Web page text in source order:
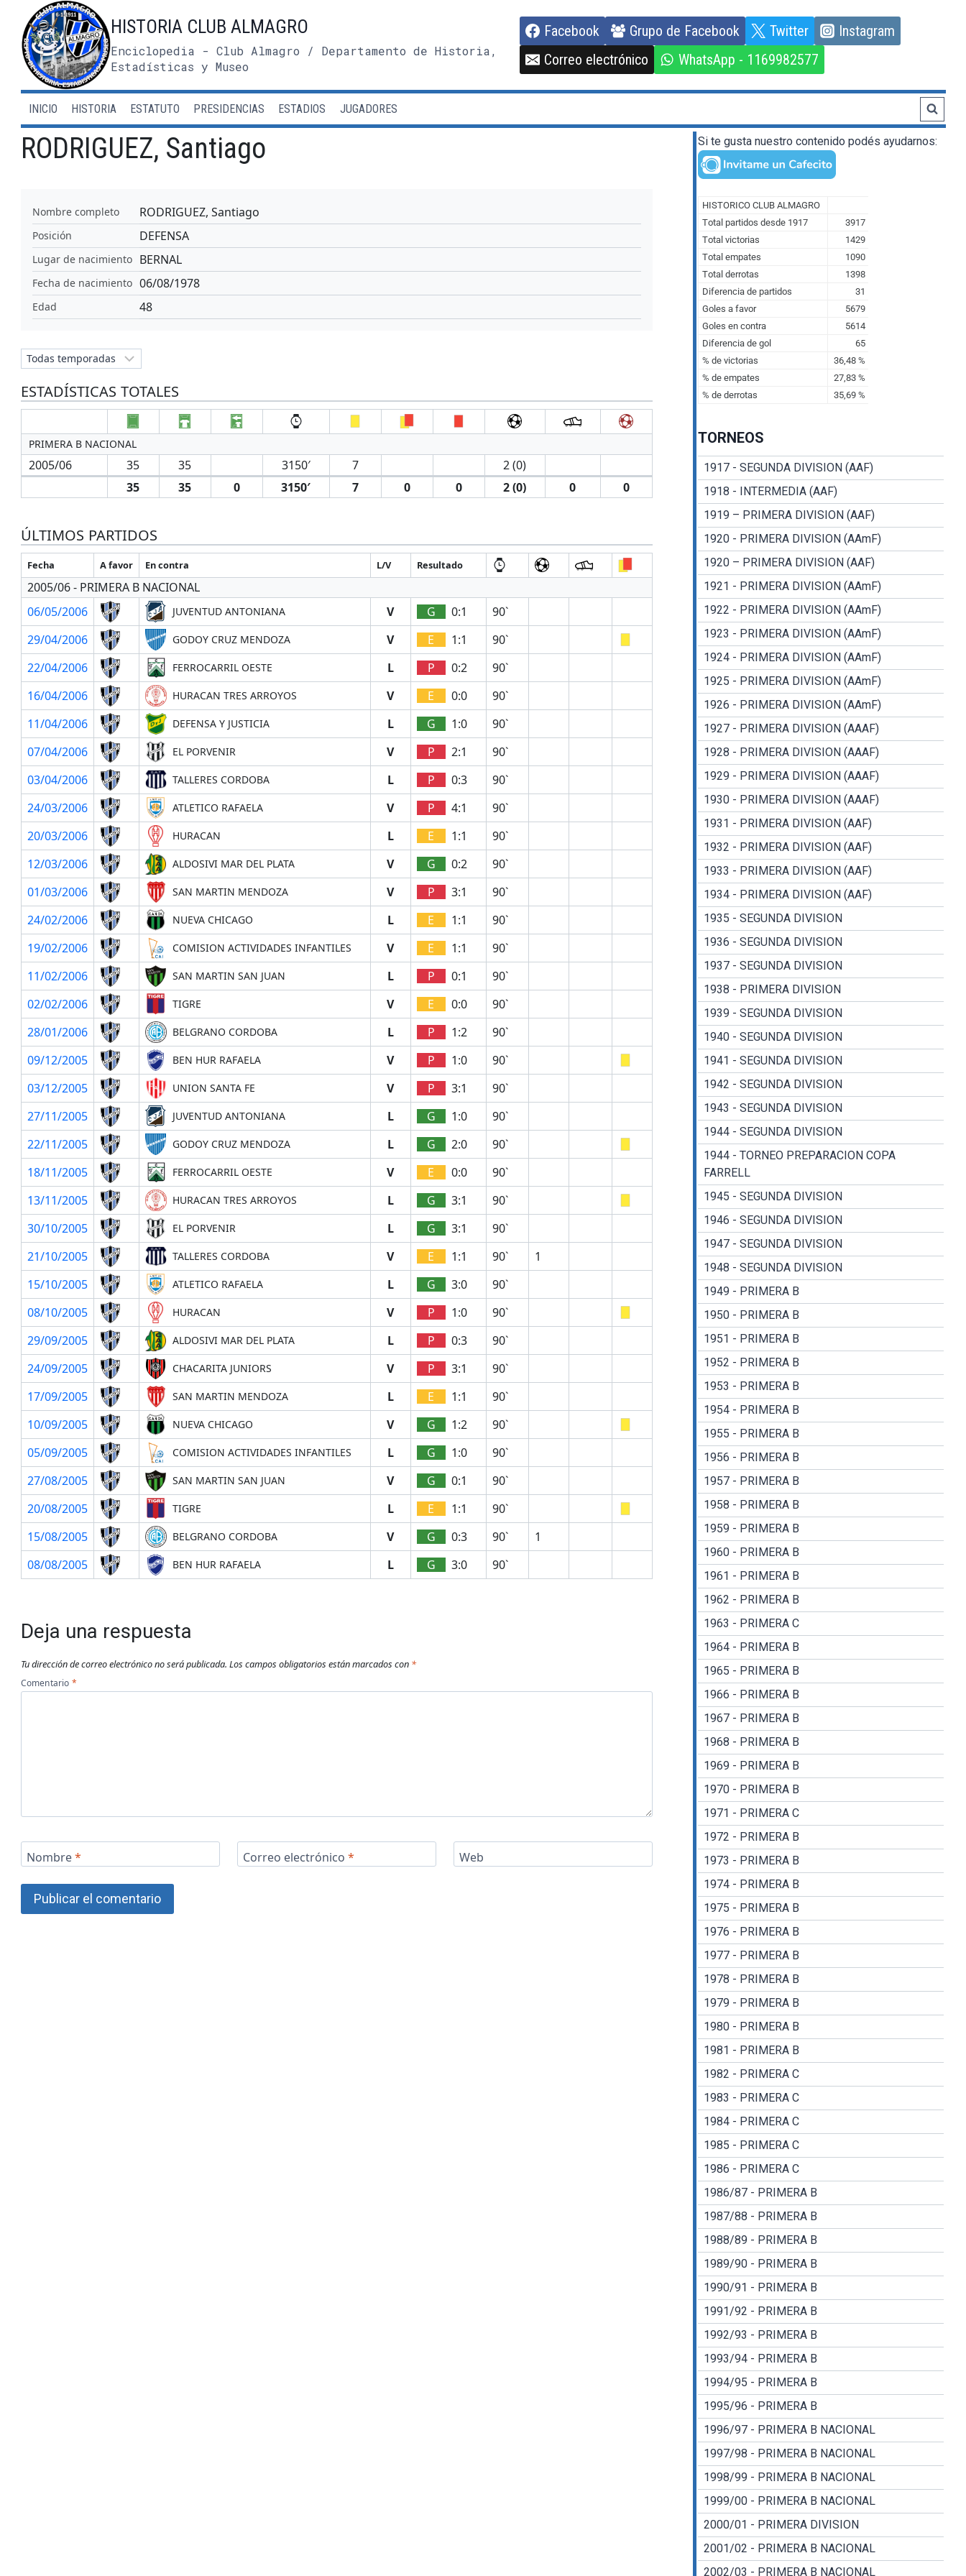
contenido
HISTORIA CLUB ALMAGRO
Enciclopedia - Club Almagro / Departamento de Historia,
Estadísticas y Museo
Facebook Grupo de Facebook Twitter
Instagram
Correo electrónico
WhatsApp - 1169982577
INICIO HISTORIA ESTATUTO PRESIDENCIAS ESTADIOS JUGADORES
RODRIGUEZ, Santiago
Nombre completo RODRIGUEZ, Santiago
Posición DEFENSA
Lugar de nacimiento BERNAL
Fecha de nacimiento 06/08/1978
Edad 48
ESTADÍSTICAS TOTALES
PRIMERA B NACIONAL
2005/06 35 35 3150′ 7
2 (0)
35
35 0 3150′ 7 0 0 2 (0) 0 0
ÚLTIMOS PARTIDOS
Fecha A favor En contra L/V Resultado
2005/06 - PRIMERA B NACIONAL
06/05/2006
JUVENTUD ANTONIANA V G 0:1
90`
29/04/2006
GODOY CRUZ MENDOZA V E 1:1
90`
22/04/2006
FERROCARRIL OESTE L P 0:2
90`
16/04/2006
HURACAN TRES ARROYOS V E 0:0
90`
11/04/2006
DEFENSA Y JUSTICIA L G 1:0
90`
07/04/2006
EL PORVENIR V P 2:1
90`
03/04/2006
TALLERES CORDOBA L P 0:3
90`
24/03/2006
ATLETICO RAFAELA V P 4:1
90`
20/03/2006
HURACAN L E 1:1
90`
12/03/2006
ALDOSIVI MAR DEL PLATA V G 0:2
90`
01/03/2006
SAN MARTIN MENDOZA V P 3:1
90`
24/02/2006
NUEVA CHICAGO L E 1:1
90`
19/02/2006
COMISION ACTIVIDADES INFANTILES V E 1:1
90`
11/02/2006
SAN MARTIN SAN JUAN L P 0:1
90`
02/02/2006
TIGRE V E 0:0
90`
28/01/2006
BELGRANO CORDOBA L P 1:2
90`
09/12/2005
BEN HUR RAFAELA V P 1:0
90`
03/12/2005
UNION SANTA FE V P 3:1
90`
27/11/2005
JUVENTUD ANTONIANA L G 1:0
90`
22/11/2005
GODOY CRUZ MENDOZA L G 2:0
90`
18/11/2005
FERROCARRIL OESTE V E 0:0
90`
13/11/2005
HURACAN TRES ARROYOS L G 3:1
90`
30/10/2005
EL PORVENIR L G 3:1
90`
21/10/2005
TALLERES CORDOBA V E 1:1 90`
1
15/10/2005
ATLETICO RAFAELA L G 3:0
90`
08/10/2005
HURACAN V P 1:0
90`
29/09/2005
ALDOSIVI MAR DEL PLATA L P 0:3
90`
24/09/2005
CHACARITA JUNIORS V P 3:1
90`
17/09/2005
SAN MARTIN MENDOZA L E 1:1
90`
10/09/2005
NUEVA CHICAGO V G 1:2
90`
05/09/2005
COMISION ACTIVIDADES INFANTILES L G 1:0
90`
27/08/2005
SAN MARTIN SAN JUAN V G 0:1
90`
20/08/2005
TIGRE L E 1:1
90`
15/08/2005
BELGRANO CORDOBA V G 0:3 90`
1
08/08/2005
BEN HUR RAFAELA L G 3:0 90`
Deja una respuesta
Tu dirección de correo electrónico no será publicada. Los campos obligatorios están marcados con *
Comentario *
Nombre* Correo electrónico * Web
Si te gusta nuestro contenido podés ayudarnos:
TORNEOS
1917 - SEGUNDA DIVISION (AAF)
1918 - INTERMEDIA (AAF)
1919 – PRIMERA DIVISION (AAF)
1920 - PRIMERA DIVISION (AAmF)
1920 – PRIMERA DIVISION (AAF)
1921 - PRIMERA DIVISION (AAmF)
1922 - PRIMERA DIVISION (AAmF)
1923 - PRIMERA DIVISION (AAmF)
1924 - PRIMERA DIVISION (AAmF)
1925 - PRIMERA DIVISION (AAmF)
1926 - PRIMERA DIVISION (AAmF)
1927 - PRIMERA DIVISION (AAAF)
1928 - PRIMERA DIVISION (AAAF)
1929 - PRIMERA DIVISION (AAAF)
1930 - PRIMERA DIVISION (AAAF)
1931 - PRIMERA DIVISION (AAF)
1932 - PRIMERA DIVISION (AAF)
1933 - PRIMERA DIVISION (AAF)
1934 - PRIMERA DIVISION (AAF)
1935 - SEGUNDA DIVISION
1936 - SEGUNDA DIVISION
1937 - SEGUNDA DIVISION
1938 - PRIMERA DIVISION
1939 - SEGUNDA DIVISION
1940 - SEGUNDA DIVISION
1941 - SEGUNDA DIVISION
1942 - SEGUNDA DIVISION
1943 - SEGUNDA DIVISION
1944 - SEGUNDA DIVISION
1944 - TORNEO PREPARACION COPA
FARRELL
1945 - SEGUNDA DIVISION
1946 - SEGUNDA DIVISION
1947 - SEGUNDA DIVISION
1948 - SEGUNDA DIVISION
1949 - PRIMERA B
1950 - PRIMERA B
1951 - PRIMERA B
1952 - PRIMERA B
1953 - PRIMERA B
1954 - PRIMERA B
1955 - PRIMERA B
1956 - PRIMERA B
1957 - PRIMERA B
1958 - PRIMERA B
1959 - PRIMERA B
1960 - PRIMERA B
1961 - PRIMERA B
1962 - PRIMERA B
1963 - PRIMERA C
1964 - PRIMERA B
1965 - PRIMERA B
1966 - PRIMERA B
1967 - PRIMERA B
1968 - PRIMERA B
1969 - PRIMERA B
1970 - PRIMERA B
1971 - PRIMERA C
1972 - PRIMERA B
1973 - PRIMERA B
1974 - PRIMERA B
1975 - PRIMERA B
1976 - PRIMERA B
1977 - PRIMERA B
1978 - PRIMERA B
1979 - PRIMERA B
1980 - PRIMERA B
1981 - PRIMERA B
1982 - PRIMERA C
1983 - PRIMERA C
1984 - PRIMERA C
1985 - PRIMERA C
1986 - PRIMERA C
1986/87 - PRIMERA B
1987/88 - PRIMERA B
1988/89 - PRIMERA B
1989/90 - PRIMERA B
1990/91 - PRIMERA B
1991/92 - PRIMERA B
1992/93 - PRIMERA B
1993/94 - PRIMERA B
1994/95 - PRIMERA B
1995/96 - PRIMERA B
1996/97 - PRIMERA B NACIONAL
1997/98 - PRIMERA B NACIONAL
1998/99 - PRIMERA B NACIONAL
1999/00 - PRIMERA B NACIONAL
2000/01 - PRIMERA DIVISION
2001/02 - PRIMERA B NACIONAL
2002/03 - PRIMERA B NACIONAL